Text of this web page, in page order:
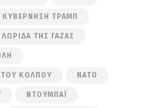
ΚΥΒΈΡΝΗΣΗ ΤΡΑΜΠ
ΛΩΡΊΔΑ ΤΗΣ ΓΆΖΑΣ
ΚΌΛΠΟΥ ΝΑΤΟ
ΝΤΟΥΜΠΆΙ